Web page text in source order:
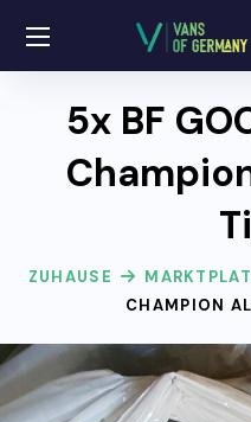
5x BF
ZUHAUSE
CHAMPION